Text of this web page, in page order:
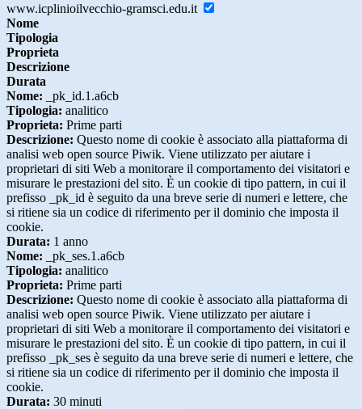
www.icplinioilvecchio-gramsci.edu.it
Nome
Tipologia
Proprieta
Descrizione
Durata
Nome: _pk_id.1.a6cb
Tipologia: analitico
Proprieta: Prime parti
Descrizione: Questo nome di cookie è associato alla piattaforma di
analisi web open source Piwik. Viene utilizzato per aiutare i
proprietari di siti Web a monitorare il comportamento dei visitatori e
misurare le prestazioni del sito. È un cookie di tipo pattern, in cui il
prefisso _pk_id è seguito da una breve serie di numeri e lettere, che
si ritiene sia un codice di riferimento per il dominio che imposta il
cookie.
Durata: 1 anno
Nome: _pk_ses.1.a6cb
Tipologia: analitico
Proprieta: Prime parti
Descrizione: Questo nome di cookie è associato alla piattaforma di
analisi web open source Piwik. Viene utilizzato per aiutare i
proprietari di siti Web a monitorare il comportamento dei visitatori e
misurare le prestazioni del sito. È un cookie di tipo pattern, in cui il
prefisso _pk_ses è seguito da una breve serie di numeri e lettere, che
si ritiene sia un codice di riferimento per il dominio che imposta il
cookie.
Durata: 30 minuti